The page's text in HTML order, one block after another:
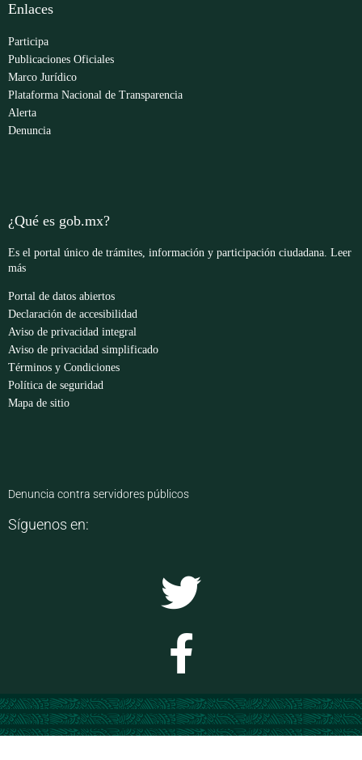
Enlaces
Participa
Publicaciones Oficiales
Marco Jurídico
Plataforma Nacional de Transparencia
Alerta
Denuncia
¿Qué es gob.mx?
Es el portal único de trámites, información y participación ciudadana. Leer
más
Portal de datos abiertos
Declaración de accesibilidad
Aviso de privacidad integral
Aviso de privacidad simplificado
Términos y Condiciones
Política de seguridad
Mapa de sitio
Denuncia contra servidores públicos
Síguenos en: